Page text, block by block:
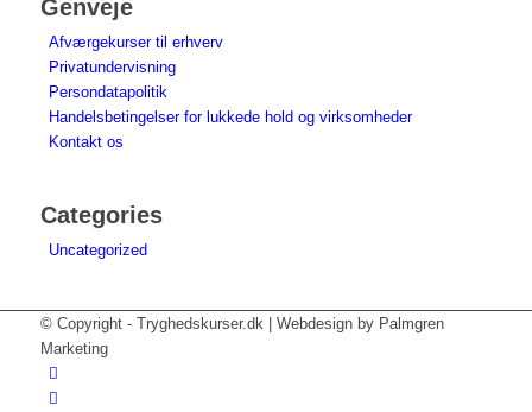
Genveje
Afværgekurser til erhverv
Privatundervisning
Persondatapolitik
Handelsbetingelser for lukkede hold og virksomheder
Kontakt os
Categories
Uncategorized
© Copyright - Tryghedskurser.dk | Webdesign by Palmgren
Marketing